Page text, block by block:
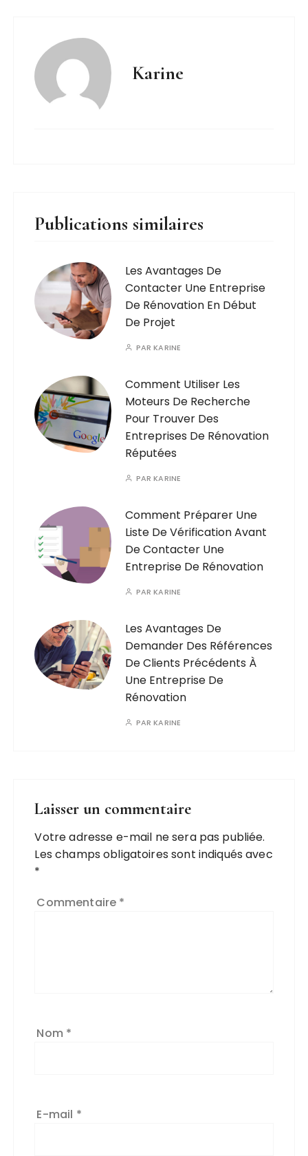
Karine
Publications similaires
Les Avantages De
Contacter Une Entreprise
De Rénovation En Début
De Projet
PARKARINE
Comment Utiliser Les
Moteurs De Recherche
Pour Trouver Des
Entreprises De Rénovation
Réputées
PARKARINE
Comment Préparer Une
Liste De Vérification Avant
De Contacter Une
Entreprise De Rénovation
PARKARINE
Les Avantages De
Demander Des Références
De Clients Précédents À
Une Entreprise De
Rénovation
PARKARINE
Laisser un commentaire
Votre adresse e-mail ne sera pas publiée.
Les champs obligatoires sont indiqués avec
*
Commentaire *
Nom *
E-mail *
A
l
t
r